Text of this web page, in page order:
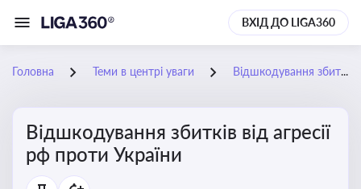
ВХІД ДО LIGA360
Головна Теми в центрі уваги Відшкодування збитків від агресії рф проти України
Відшкодування збитків від агресії
рф проти України